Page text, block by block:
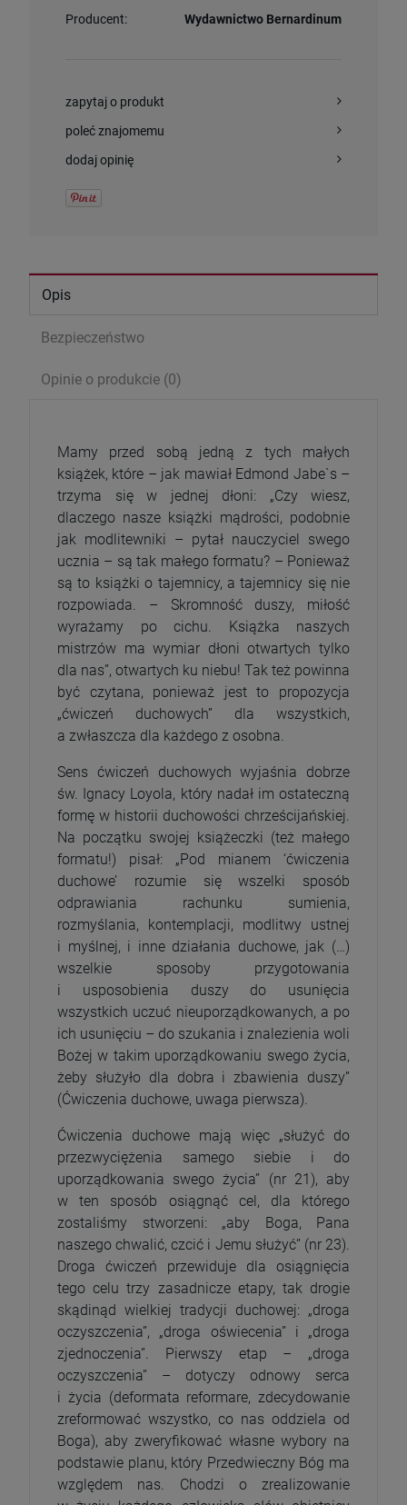
Serce Jezusa miłością goreje. Rozważania
wezwań Litanii do NSPJ
29,99 zł
Cena regularna: 39,99 zł
Najniższa cena: 29,99 zł
szt.
DO KOSZYKA
Producent: Wydawnictwo Bernardinum
zapytaj o produkt
poleć znajomemu
dodaj opinię
Opis
Bezpieczeństwo
Opinie o produkcie (0)
Mamy przed sobą jedną z tych małych
książek, które – jak mawiał Edmond Jabe`s –
trzyma się w jednej dłoni: „Czy wiesz,
dlaczego nasze książki mądrości, podobnie
jak modlitewniki – pytał nauczyciel swego
ucznia – są tak małego formatu? – Ponieważ
są to książki o tajemnicy, a tajemnicy się nie
rozpowiada. – Skromność duszy, miłość
wyrażamy po cichu. Książka naszych
mistrzów ma wymiar dłoni otwartych tylko
dla nas”, otwartych ku niebu! Tak też powinna
być czytana, ponieważ jest to propozycja
„ćwiczeń duchowych” dla wszystkich,
a zwłaszcza dla każdego z osobna.
Sens ćwiczeń duchowych wyjaśnia dobrze
św. Ignacy Loyola, który nadał im ostateczną
formę w historii duchowości chrześcijańskiej.
Na początku swojej książeczki (też małego
formatu!) pisał: „Pod mianem ‘ćwiczenia
duchowe’ rozumie się wszelki sposób
odprawiania rachunku sumienia,
rozmyślania, kontemplacji, modlitwy ustnej
i myślnej, i inne działania duchowe, jak (…)
wszelkie sposoby przygotowania
i usposobienia duszy do usunięcia
wszystkich uczuć nieuporządkowanych, a po
ich usunięciu – do szukania i znalezienia woli
Bożej w takim uporządkowaniu swego życia,
żeby służyło dla dobra i zbawienia duszy”
(Ćwiczenia duchowe, uwaga pierwsza).
Ćwiczenia duchowe mają więc „służyć do
przezwyciężenia samego siebie i do
uporządkowania swego życia” (nr 21), aby
w ten sposób osiągnąć cel, dla którego
zostaliśmy stworzeni: „aby Boga, Pana
naszego chwalić, czcić i Jemu służyć” (nr 23).
Droga ćwiczeń przewiduje dla osiągnięcia
tego celu trzy zasadnicze etapy, tak drogie
skądinąd wielkiej tradycji duchowej: „droga
oczyszczenia”, „droga oświecenia” i „droga
zjednoczenia”. Pierwszy etap – „droga
oczyszczenia” – dotyczy odnowy serca
i życia (deformata reformare, zdecydowanie
zreformować wszystko, co nas oddziela od
Boga), aby zweryfikować własne wybory na
podstawie planu, który Przedwieczny Bóg ma
względem nas. Chodzi o zrealizowanie